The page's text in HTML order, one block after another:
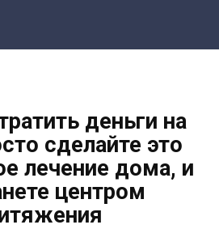
деньги на
сделайте это
лечение дома, и
центром